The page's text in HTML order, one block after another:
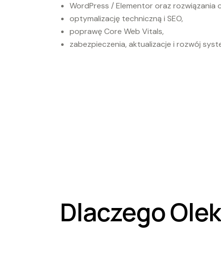
WordPress / Elementor oraz rozwiązania
optymalizację techniczną i SEO,
poprawę Core Web Vitals,
zabezpieczenia, aktualizacje i rozwój
Dlaczego